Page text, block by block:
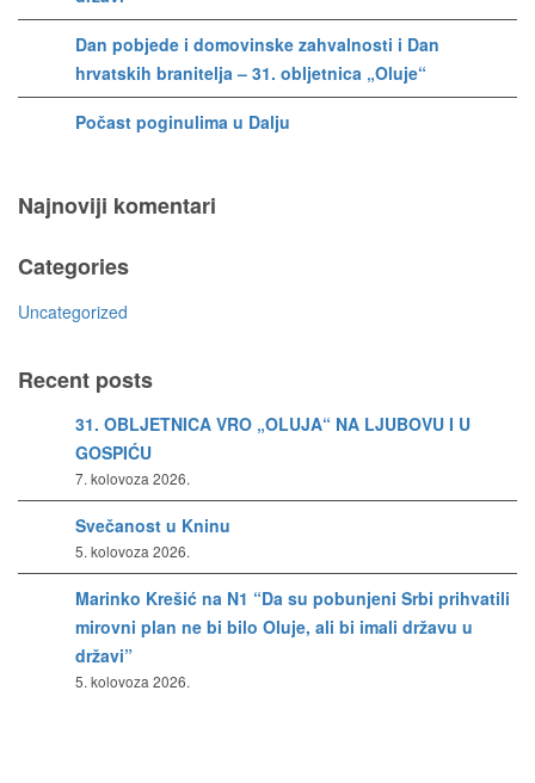
Dan pobjede i domovinske zahvalnosti i Dan
hrvatskih branitelja – 31. obljetnica „Oluje“
Počast poginulima u Dalju
Najnoviji komentari
Categories
Uncategorized
Recent posts
31. OBLJETNICA VRO „OLUJA“ NA LJUBOVU I U
GOSPIĆU
7. kolovoza 2026.
Svečanost u Kninu
5. kolovoza 2026.
Marinko Krešić na N1 “Da su pobunjeni Srbi prihvatili
mirovni plan ne bi bilo Oluje, ali bi imali državu u
državi”
5. kolovoza 2026.